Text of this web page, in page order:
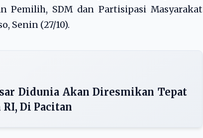
Pemilih, SDM dan Partisipasi Masyarakat
Senin (27/10).
Didunia Akan Diresmikan Tepat
Di Pacitan